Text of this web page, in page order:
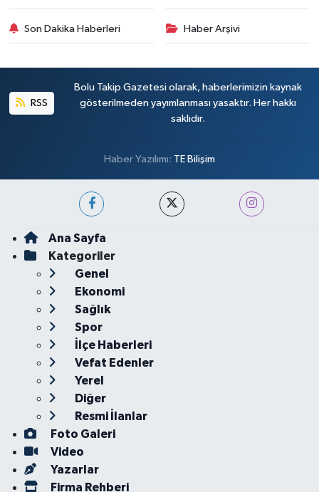
Son Dakika Haberleri Haber Arşivi
RSS
Bolu Takip Gazetesi olarak, haberlerimizin kaynak
gösterilmeden yayımlanması yasaktır. Her hakkı
saklıdır.
Haber Yazılımı: TE Bilişim
Ana Sayfa
Kategoriler
Genel
Ekonomi
Sağlık
Spor
İlçe Haberleri
Vefat Edenler
Yerel
Diğer
Resmi İlanlar
Foto Galeri
Video
Yazarlar
Firma Rehberi